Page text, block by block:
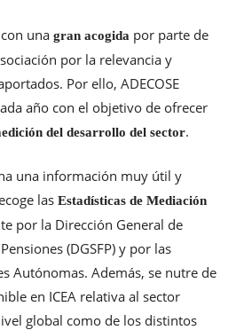
una gran acogida por parte de
por la relevancia y
Por ello, ADECOSE
año con el objetivo de ofrecer
del desarrollo del sector.
una información muy útil y
las Estadísticas de Mediación
por la Dirección General de
(DGSFP) y por las
Autónomas. Además, se nutre de
en ICEA relativa al sector
global como de los distintos